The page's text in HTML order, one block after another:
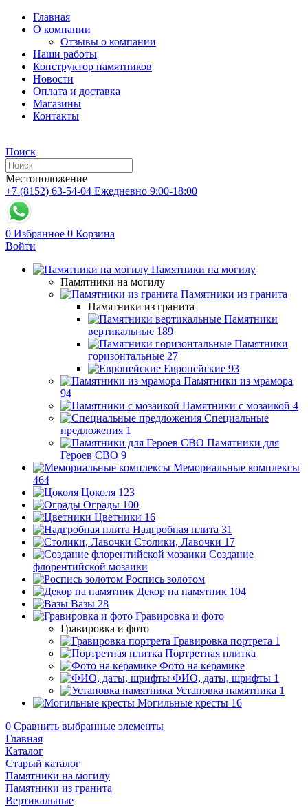
Главная
О компании
Отзывы о компании
Наши работы
Конструктор памятников
Новости
Оплата и доставка
Магазины
Контакты
Поиск
Местоположение
+7 (8152) 63-54-04 Ежедневно 9:00-18:00
0 Избранное 0 Корзина
Войти
Памятники на могилу
Памятники на могилу
Памятники из гранита
Памятники из гранита
Памятники
вертикальные 189
Памятники
горизонтальные 27
Европейские 93
Памятники из мрамора
94
Памятники с мозаикой 4
Специальные
предложения 1
Памятники для
Героев СВО 9
Мемориальные комплексы
464
Цоколя 123
Ограды 100
Цветники 16
Надгробная плита 31
Столики, Лавочки 17
Создание
флорентийской мозаики
Роспись золотом
Декор на памятник 104
Вазы 28
Гравировка и фото
Гравировка и фото
Гравировка портрета 1
Портретная плитка
Фото на керамике
ФИО, даты, шрифты 1
Установка памятника 1
Могильные кресты 16
0 Сравнить выбранные элементы
Главная
Каталог
Старый каталог
Памятники на могилу
Памятники из гранита
Вертикальные